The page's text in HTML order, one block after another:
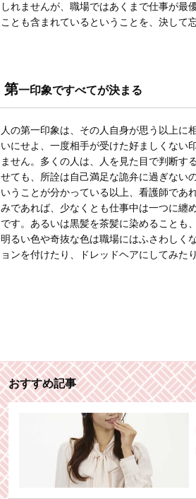
しれませんが、職場ではあくまで仕事が最
ことも含まれているということを、決して
第一印象ですべてが決まる
人の第一印象は、その人自身が思う以上に
いにせよ、一度相手が受けた好ましくない
ません。多くの人は、人を見た目で判断す
せても、所詮は自己満足な詭弁に過ぎない
いうことが分かっている以上、看護師であ
みであれば、少なくとも仕事中は一つに纏
です。あるいは黒髪を茶髪に染めることも
明るい色や奇抜な色は職場にはふさわしく
ョンを付けたり、ドレッドヘアにしてみた
おすすめ記事